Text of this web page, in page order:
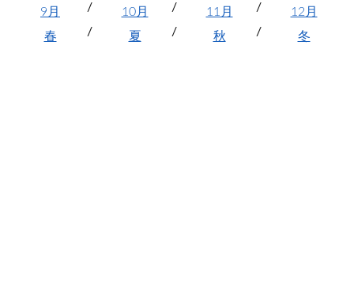
9月
10月 11月
12月
春
夏 秋 冬